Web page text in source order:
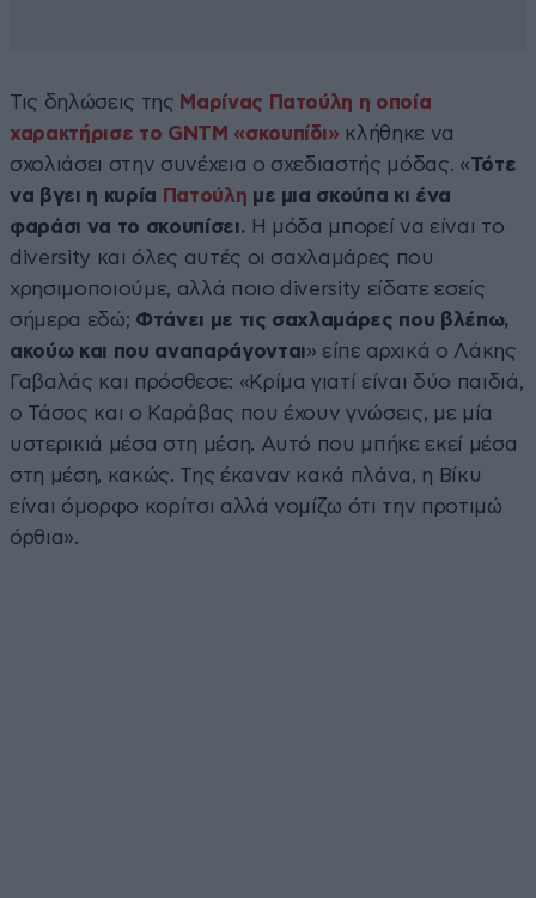
Τις δηλώσεις της Μαρίνας Πατούλη η οποία
χαρακτήρισε το GNTM «σκουπίδι» κλήθηκε να
σχολιάσει στην συνέχεια ο σχεδιαστής μόδας. «Τότε
να βγει η κυρία Πατούλη με μια σκούπα κι ένα
φαράσι να το σκουπίσει. Η μόδα μπορεί να είναι το
diversity και όλες αυτές οι σαχλαμάρες που
χρησιμοποιούμε, αλλά ποιο diversity είδατε εσείς
σήμερα εδώ; Φτάνει με τις σαχλαμάρες που βλέπω,
ακούω και που αναπαράγονται» είπε αρχικά ο Λάκης
Γαβαλάς και πρόσθεσε: «Κρίμα γιατί είναι δύο παιδιά,
ο Τάσος και ο Καράβας που έχουν γνώσεις, με μία
υστερικιά μέσα στη μέση. Αυτό που μπήκε εκεί μέσα
στη μέση, κακώς. Της έκαναν κακά πλάνα, η Βίκυ
είναι όμορφο κορίτσι αλλά νομίζω ότι την προτιμώ
όρθια».